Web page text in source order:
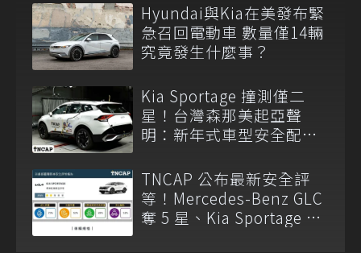
Hyundai與Kia在美發布緊
急召回電動車 數量僅14輛
究竟發生什麼事？
Kia Sportage 撞測僅二
星！台灣森那美起亞聲
明：新年式車型安全配備
TNCAP 公布最新安全評
等！Mercedes-Benz GLC
奪 5 星、Kia Sportage 僅